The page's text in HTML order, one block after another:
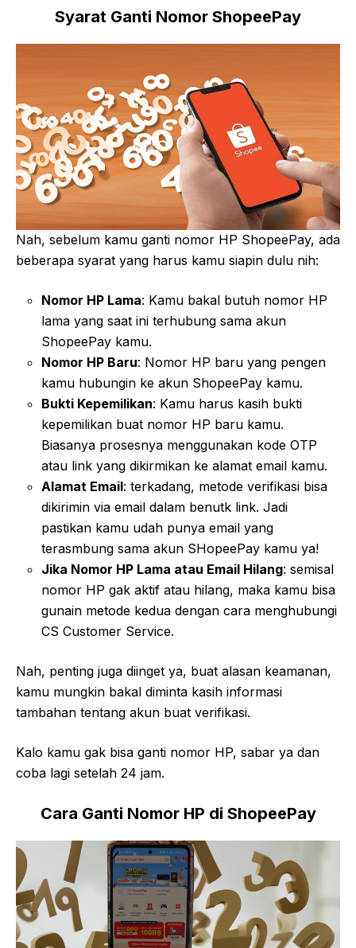
Syarat Ganti Nomor ShopeePay
Nah, sebelum kamu ganti nomor HP ShopeePay, ada
beberapa syarat yang harus kamu siapin dulu nih:
Nomor HP Lama: Kamu bakal butuh nomor HP
lama yang saat ini terhubung sama akun
ShopeePay kamu.
Nomor HP Baru: Nomor HP baru yang pengen
kamu hubungin ke akun ShopeePay kamu.
Bukti Kepemilikan: Kamu harus kasih bukti
kepemilikan buat nomor HP baru kamu.
Biasanya prosesnya menggunakan kode OTP
atau link yang dikirmikan ke alamat email kamu.
Alamat Email: terkadang, metode verifikasi bisa
dikirimin via email dalam benutk link. Jadi
pastikan kamu udah punya email yang
terasmbung sama akun SHopeePay kamu ya!
Jika Nomor HP Lama atau Email Hilang: semisal
nomor HP gak aktif atau hilang, maka kamu bisa
gunain metode kedua dengan cara menghubungi
CS Customer Service.
Nah, penting juga diinget ya, buat alasan keamanan,
kamu mungkin bakal diminta kasih informasi
tambahan tentang akun buat verifikasi.
Kalo kamu gak bisa ganti nomor HP, sabar ya dan
coba lagi setelah 24 jam.
Cara Ganti Nomor HP di ShopeePay